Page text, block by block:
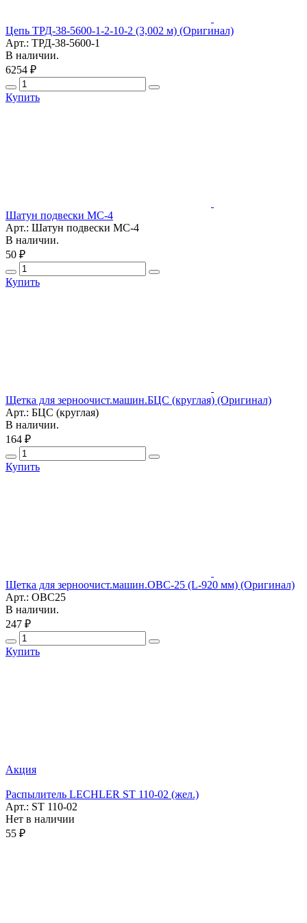
Цепь ТРД-38-5600-1-2-10-2 (3,002 м) (Оригинал)
Арт.: ТРД-38-5600-1
В наличии.
6254 ₽
Купить
Шатун подвески МС-4
Арт.: Шатун подвески МС-4
В наличии.
50 ₽
Купить
Щетка для зерноочист.машин.БЦС (круглая) (Оригинал)
Арт.: БЦС (круглая)
В наличии.
164 ₽
Купить
Щетка для зерноочист.машин.ОВС-25 (L-920 мм) (Оригинал)
Арт.: ОВС25
В наличии.
247 ₽
Купить
Акция
Распылитель LЕCHLER ST 110-02 (жел.)
Арт.: ST 110-02
Нет в наличии
55 ₽